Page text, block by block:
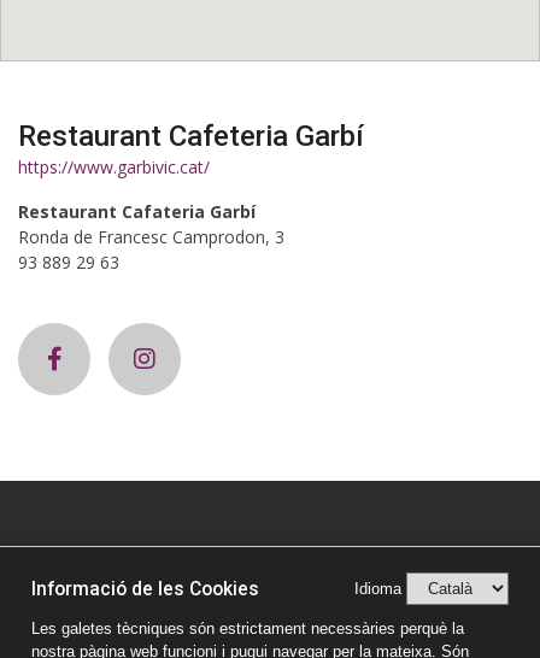
Restaurant Cafeteria Garbí
https://www.garbivic.cat/
Restaurant Cafateria Garbí
Ronda de Francesc Camprodon, 3
93 889 29 63
© Vic Comerç 2026
Avís legal
Política de privacitat
Informació de les Cookies Idioma
Les galetes tècniques són estrictament necessàries perquè la
nostra pàgina web funcioni i pugui navegar per la mateixa. Són